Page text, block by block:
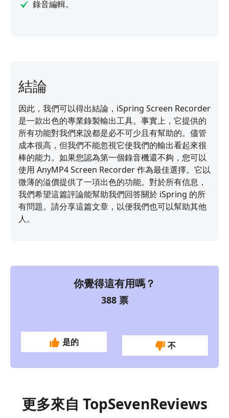
錄音編輯。
結論
因此，我們可以得出結論，iSpring Screen Recorder
是一款出色的專業錄製輸出工具。事實上，它提供的
所有功能對我們來說都是必不可少且有幫助的。儘管
成本很高，但我們不能忽視它使我們的輸出看起來很
棒的能力。如果您認為第一個錄音機還不夠，您可以
使用 AnyMP4 Screen Recorder 作為最佳選擇。它以
微薄的溢價提供了一項出色的功能。對於所有信息，
我們希望這篇評論能幫助我們回答關於 iSpring 的所
有問題。請分享這篇文章，以便我們也可以幫助其他
人。
你覺得這有用嗎？
388票
是的 不
更多來自 TopSevenReviews